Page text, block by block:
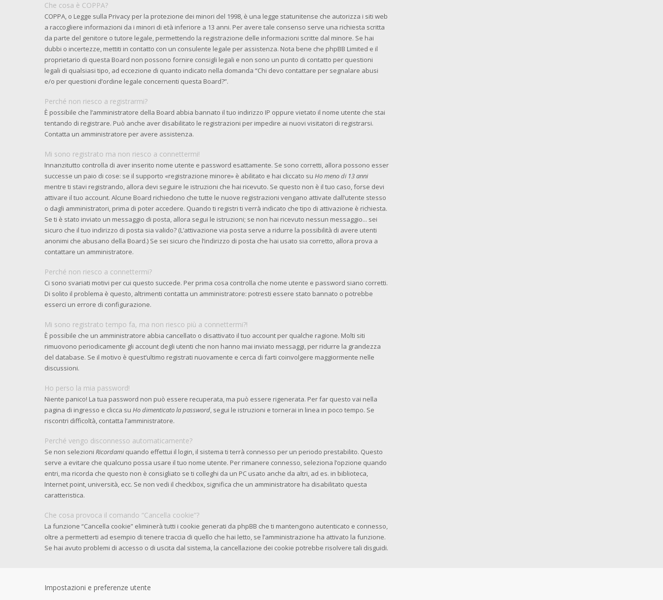
Che cosa è COPPA?
COPPA, o Legge sulla Privacy per la protezione dei minori del 1998, è una legge statunitense che autorizza i siti web
a raccogliere informazioni da i minori di età inferiore a 13 anni. Per avere tale consenso serve una richiesta scritta
da parte del genitore o tutore legale, permettendo la registrazione delle informazioni scritte dal minore. Se hai
dubbi o incertezze, mettiti in contatto con un consulente legale per assistenza. Nota bene che phpBB Limited e il
proprietario di questa Board non possono fornire consigli legali e non sono un punto di contatto per questioni
legali di qualsiasi tipo, ad eccezione di quanto indicato nella domanda “Chi devo contattare per segnalare abusi
e/o per questioni d’ordine legale concernenti questa Board?”.
Perché non riesco a registrarmi?
È possibile che l’amministratore della Board abbia bannato il tuo indirizzo IP oppure vietato il nome utente che stai
tentando di registrare. Può anche aver disabilitato le registrazioni per impedire ai nuovi visitatori di registrarsi.
Contatta un amministratore per avere assistenza.
Mi sono registrato ma non riesco a connettermi!
Innanzitutto controlla di aver inserito nome utente e password esattamente. Se sono corretti, allora possono esser
successe un paio di cose: se il supporto «registrazione minore» è abilitato e hai cliccato su Ho meno di 13 anni
mentre ti stavi registrando, allora devi seguire le istruzioni che hai ricevuto. Se questo non è il tuo caso, forse devi
attivare il tuo account. Alcune Board richiedono che tutte le nuove registrazioni vengano attivate dall’utente stesso
o dagli amministratori, prima di poter accedere. Quando ti registri ti verrà indicato che tipo di attivazione è richiesta.
Se ti è stato inviato un messaggio di posta, allora segui le istruzioni; se non hai ricevuto nessun messaggio... sei
sicuro che il tuo indirizzo di posta sia valido? (L’attivazione via posta serve a ridurre la possibilità di avere utenti
anonimi che abusano della Board.) Se sei sicuro che l’indirizzo di posta che hai usato sia corretto, allora prova a
contattare un amministratore.
Perché non riesco a connettermi?
Ci sono svariati motivi per cui questo succede. Per prima cosa controlla che nome utente e password siano corretti.
Di solito il problema è questo, altrimenti contatta un amministratore: potresti essere stato bannato o potrebbe
esserci un errore di configurazione.
Mi sono registrato tempo fa, ma non riesco più a connettermi?!
È possibile che un amministratore abbia cancellato o disattivato il tuo account per qualche ragione. Molti siti
rimuovono periodicamente gli account degli utenti che non hanno mai inviato messaggi, per ridurre la grandezza
del database. Se il motivo è quest’ultimo registrati nuovamente e cerca di farti coinvolgere maggiormente nelle
discussioni.
Ho perso la mia password!
Niente panico! La tua password non può essere recuperata, ma può essere rigenerata. Per far questo vai nella
pagina di ingresso e clicca su Ho dimenticato la password, segui le istruzioni e tornerai in linea in poco tempo. Se
riscontri difficoltà, contatta l’amministratore.
Perché vengo disconnesso automaticamente?
Se non selezioni Ricordamiquando effettui il login, il sistema ti terrà connesso per un periodo prestabilito. Questo
serve a evitare che qualcuno possa usare il tuo nome utente. Per rimanere connesso, seleziona l’opzione quando
entri, ma ricorda che questo non è consigliato se ti colleghi da un PC usato anche da altri, ad es. in biblioteca,
Internet point, università, ecc. Se non vedi il checkbox, significa che un amministratore ha disabilitato questa
caratteristica.
Che cosa provoca il comando “Cancella cookie”?
La funzione “Cancella cookie” eliminerà tutti i cookie generati da phpBB che ti mantengono autenticato e connesso,
oltre a permetterti ad esempio di tenere traccia di quello che hai letto, se l’amministrazione ha attivato la funzione.
Se hai avuto problemi di accesso o di uscita dal sistema, la cancellazione dei cookie potrebbe risolvere tali disguidi.
Impostazioni e preferenze utente